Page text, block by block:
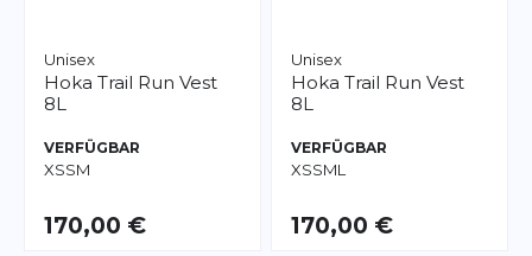
Unisex
Hoka Trail Run Vest
8L
VERFÜGBAR
XSSM
170,00 €
Unisex
Hoka Trail Run Vest
8L
VERFÜGBAR
XSSML
170,00 €